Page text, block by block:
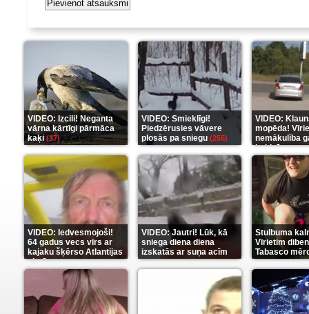
VIDEO: Izcili! Neganta
vārna kārtīgi pārmāca
kaķi(37)
VIDEO: Smieklīgi!
Piedzērusies vāvere
plosās pa sniegu (255)
VIDEO:
mopēda!
nemākulība
beidzās ar
(289)
VIDEO: Iedvesmojoši!
64 gadus vecs vīrs ar
kajaku šķērso Atlantijas
okeānu(5)
VIDEO: Jautri! Lūk, kā
sniega diena diena
izskatās ar suņa acīm
(6)
Stulbuma
Vīrietim
Tabasco
(7)